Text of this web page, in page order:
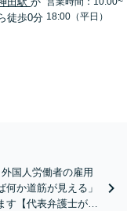
徒歩0分 18:00（平日）
国人労働者の雇用
か道筋が見える」
す【代表弁護士が対